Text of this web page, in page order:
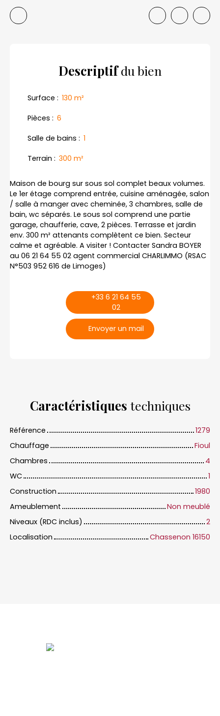
Descriptifdu bien
Surface : 130 m²
Pièces : 6
Salle de bains : 1
Terrain : 300 m²
Maison de bourg sur sous sol complet beaux volumes.
Le 1er étage comprend entrée, cuisine aménagée, salon
/ salle à manger avec cheminée, 3 chambres, salle de
bain, wc séparés. Le sous sol comprend une partie
garage, chaufferie, cave, 2 pièces. Terrasse et jardin
env. 300 m² attenants complètent ce bien. Secteur
calme et agréable. A visiter ! Contacter Sandra BOYER
au 06 21 64 55 02 agent commercial CHARLIMMO (RSAC
N°503 952 616 de Limoges)
+33 6 21 64 55
02
Envoyer un mail
Caractéristiques techniques
Référence
1279
Chauffage
Fioul
Chambres
4
WC
1
Construction
1980
Ameublement
Non meublé
Niveaux (RDC inclus)
2
Localisation
Chassenon 16150